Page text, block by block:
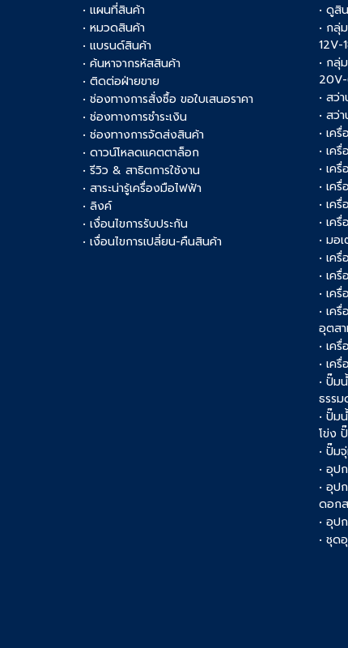
• แผนที่สินค้า
• หมวดสินค้า
• แบรนด์สินค้า
• ค้นหาจากรหัสสินค้า
• ติดต่อฝ่ายขาย
• ช่องทางการสั่งซื้อ ขอใบเสนอราคา
• ช่องทางการชำระเงิน
• ช่องทางการจัดส่งสินค้า
• ดาวน์โหลดแคตตาล็อก
• รีวิว & สาธิตการใช้งาน
• สาระน่ารู้เครื่องมือไฟฟ้า
• ลิงค์
• เงื่อนไขการรับประกัน
• เงื่อนไขการเปลี่ยน-คืนสินค้า
• ดูสิ
• กลุ่
12V-
• กลุ่
• สว่
• สว่
• เค
• เค
• เค
• เค
• เค
• เค
• มอ
• เค
• เค
• เค
• เค
อุตส
• เค
• เค
• ปั๊ม
ธรรม
• ปั๊ม
โข่ง
• ปั๊ม
• อุป
• อุป
ดอก
• อุป
• ชุด